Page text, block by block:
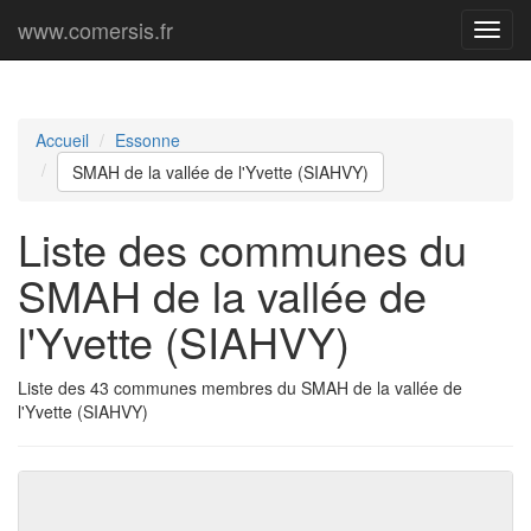
Menu
www.comersis.fr
Accueil
Essonne
SMAH de la vallée de l'Yvette (SIAHVY)
Liste des communes du
SMAH de la vallée de
l'Yvette (SIAHVY)
Liste des 43 communes membres du SMAH de la vallée de
l'Yvette (SIAHVY)